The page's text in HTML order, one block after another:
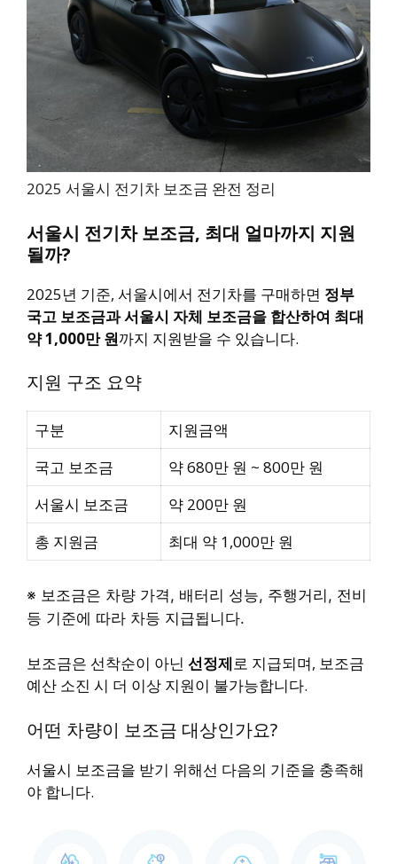
2025 서울시 전기차 보조금 완전 정리
서울시 전기차 보조금, 최대 얼마까지 지원
될까?
2025년 기준, 서울시에서 전기차를 구매하면 정부
국고 보조금과 서울시 자체 보조금을 합산하여 최대
약 1,000만 원까지 지원받을 수 있습니다.
지원 구조 요약
구분
지원금액
국고 보조금
약 680만 원 ~ 800만 원
서울시 보조금
약 200만 원
총 지원금
최대 약 1,000만 원
※ 보조금은 차량 가격, 배터리 성능, 주행거리, 전비
등 기준에 따라 차등 지급됩니다.
보조금은 선착순이 아닌 선정제로 지급되며, 보조금
예산 소진 시 더 이상 지원이 불가능합니다.
어떤 차량이 보조금 대상인가요?
서울시 보조금을 받기 위해선 다음의 기준을 충족해
야 합니다.